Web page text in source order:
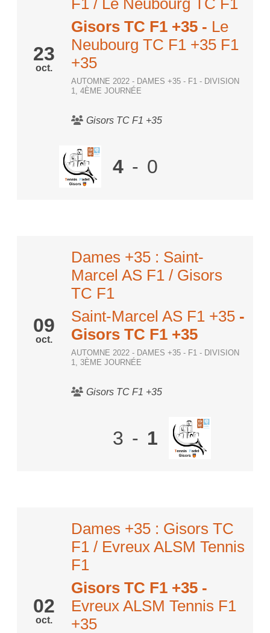
23
oct.
Gisors TC F1 +35 - Le
Neubourg TC F1 +35 F1
+35
AUTOMNE 2022 - DAMES +35 - F1 - DIVISION
1, 4ÈME JOURNÉE
Gisors TC F1 +35
4 - 0
09
oct.
Dames +35 : Saint-
Marcel AS F1 / Gisors
TC F1
Saint-Marcel AS F1 +35 -
Gisors TC F1 +35
AUTOMNE 2022 - DAMES +35 - F1 - DIVISION
1, 3ÈME JOURNÉE
Gisors TC F1 +35
3 - 1
02
oct.
Dames +35 : Gisors TC
F1 / Evreux ALSM Tennis
F1
Gisors TC F1 +35 -
Evreux ALSM Tennis F1
+35